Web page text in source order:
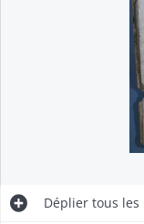
Déplier tous les